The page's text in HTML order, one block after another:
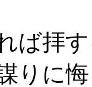
ば拝
りに